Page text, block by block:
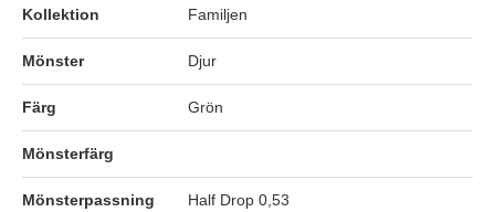
Kollektion Familjen
Mönster Djur
Färg Grön
Mönsterfärg
Mönsterpassning Half Drop 0,53